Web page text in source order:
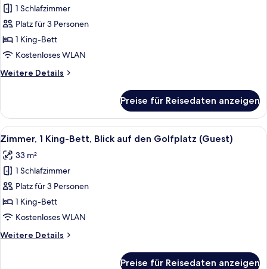
Premium-
Suite,
1 King-
Bett
1 Schlafzimmer
Platz für 3 Personen
1 King-Bett
Kostenloses WLAN
Weitere Details
Weitere
Suite,
1 King-
Bett
Preise für Reisedaten anzeigen
Alle
Fotos
für
Zimmer,
1 King-
Bett,
Blick
den
Ein Hotelzimmer mit Bett,
10
Zimmer, 1 King-Bett, Blick auf den Golfplatz (Guest)
33 m²
1 Schlafzimmer
Platz für 3 Personen
1 King-Bett
Kostenloses WLAN
Weitere Details
Weitere
Preise für Reisedaten anzeigen